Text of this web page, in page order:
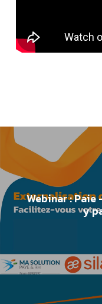
Webinar :
y